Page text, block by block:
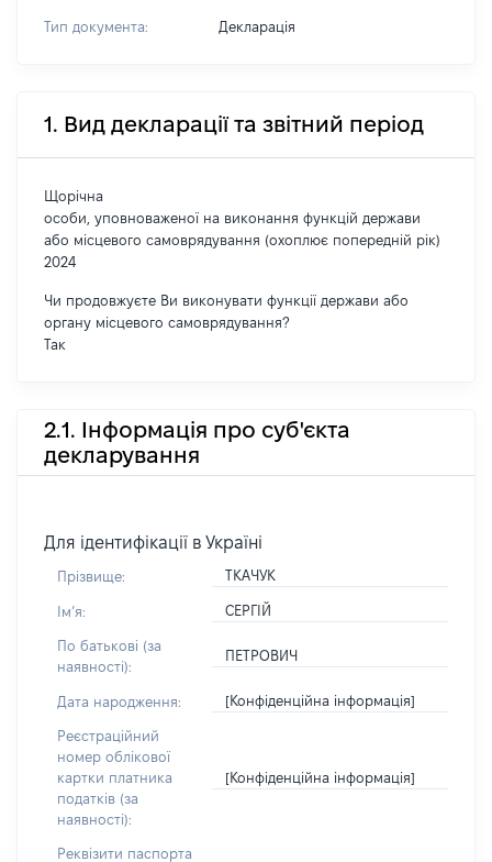
Тип документа: Декларація
1. Вид декларації та звітний період
Щорічна
особи, уповноваженої на виконання функцій держави
або місцевого самоврядування (охоплює попередній рік)
2024
Чи продовжуєте Ви виконувати функції держави або
органу місцевого самоврядування?
Так
2.1. Інформація про суб'єкта
декларування
Для ідентифікації в Україні
Прізвище: ТКАЧУК
Імʼя: СЕРГІЙ
По батькові (за
наявності):
ПЕТРОВИЧ
Дата народження: [Конфіденційна інформація]
Реєстраційний
номер облікової
картки платника
податків (за
наявності):
[Конфіденційна інформація]
Реквізити паспорта